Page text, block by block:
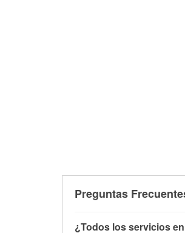
Preguntas
¿Todos los servicios